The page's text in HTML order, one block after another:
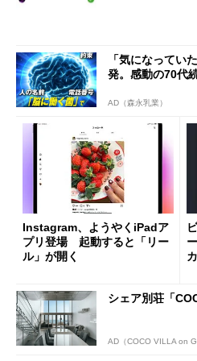
「気になってい
発。感動の70代
AD（森永乳業）
Instagram、ようやくiPadア
プリ登場 起動すると「リー
ル」が開く
シェア別荘「
AD（COCO VILLA on